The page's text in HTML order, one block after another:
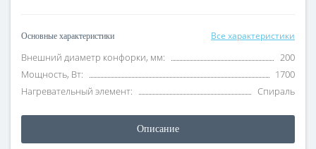
Основные характеристики Все характеристики
Внешний диаметр конфорки, мм:
200
Мощность, Вт:
1700
Нагревательный элемент:
Спираль
Описание